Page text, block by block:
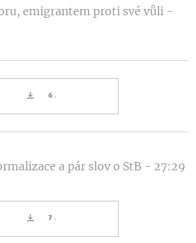
emigrantem proti své vůli -
6.
a pár slov o StB - 27:29
7.